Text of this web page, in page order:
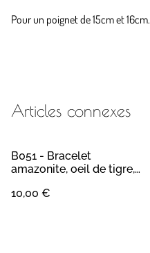
Pour un poignet de 15cm et 16cm.
Articles connexes
B051 - Bracelet
amazonite, oeil de tigre,
métal
10,00 €